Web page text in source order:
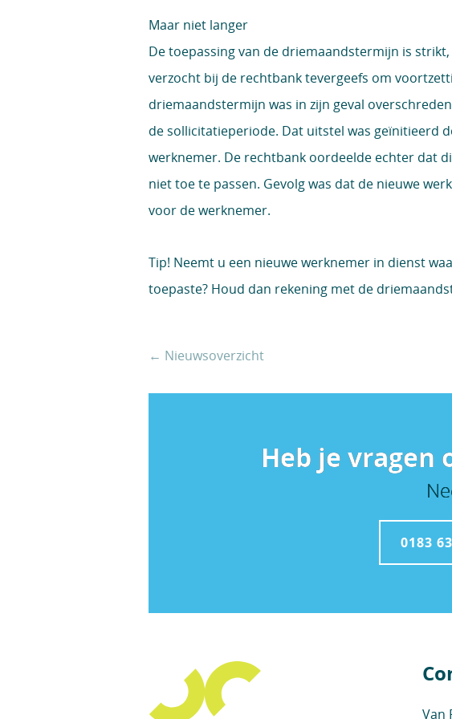
Maar niet langer
De toepassing van de driemaandstermijn is
verzocht bij de rechtbank tevergeefs om
driemaandstermijn was in zijn geval
de sollicitatieperiode. Dat uitstel was geïnitieerd
werknemer. De rechtbank oordeelde echter dat
niet toe te passen. Gevolg was dat de nieuwe
voor de werknemer.
Tip! Neemt u een nieuwe werknemer in dienst
toepaste? Houd dan rekening met de
← Nieuwsoverzicht
Heb je vragen
0183
Van